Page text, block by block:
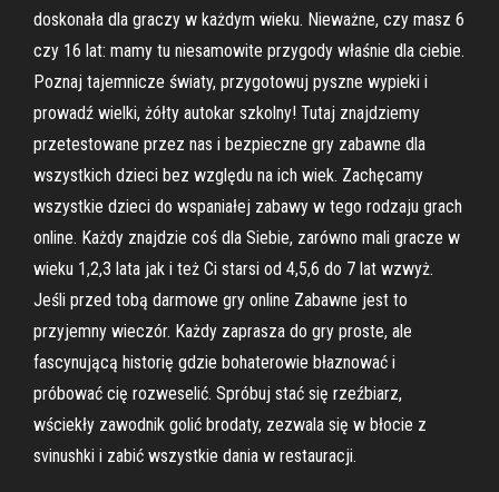
doskonała dla graczy w każdym wieku. Nieważne, czy masz 6
czy 16 lat: mamy tu niesamowite przygody właśnie dla ciebie.
Poznaj tajemnicze światy, przygotowuj pyszne wypieki i
prowadź wielki, żółty autokar szkolny! Tutaj znajdziemy
przetestowane przez nas i bezpieczne gry zabawne dla
wszystkich dzieci bez względu na ich wiek. Zachęcamy
wszystkie dzieci do wspaniałej zabawy w tego rodzaju grach
online. Każdy znajdzie coś dla Siebie, zarówno mali gracze w
wieku 1,2,3 lata jak i też Ci starsi od 4,5,6 do 7 lat wzwyż.
Jeśli przed tobą darmowe gry online Zabawne jest to
przyjemny wieczór. Każdy zaprasza do gry proste, ale
fascynującą historię gdzie bohaterowie błaznować i
próbować cię rozweselić. Spróbuj stać się rzeźbiarz,
wściekły zawodnik golić brodaty, zezwala się w błocie z
svinushki i zabić wszystkie dania w restauracji.